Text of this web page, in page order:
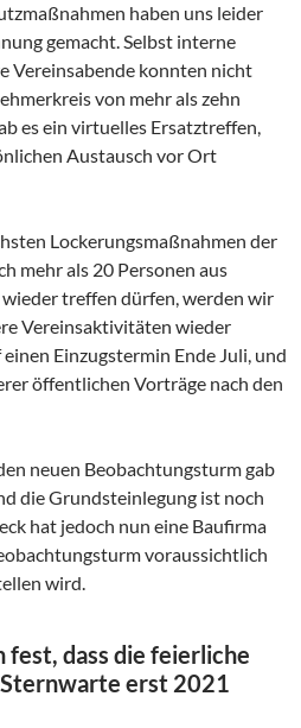
haben uns leider
gemacht. Selbst interne
Vereinsabende konnten nicht
von mehr als zehn
es ein virtuelles Ersatztreffen,
Austausch vor Ort
Lockerungsmaßnahmen der
mehr als 20 Personen aus
treffen dürfen, werden wir
Vereinsaktivitäten wieder
Einzugstermin Ende Juli, und
öffentlichen Vorträge nach den
neuen Beobachtungsturm gab
die Grundsteinlegung ist noch
hat jedoch nun eine Baufirma
voraussichtlich
wird.
fest, dass die feierliche
erst 2021